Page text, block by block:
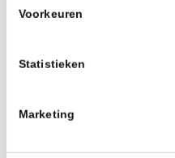
Voorkeuren
Statistieken
Marketing